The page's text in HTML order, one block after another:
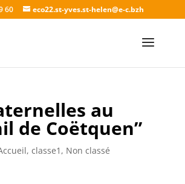
60 eco22.st-yves.st-helen@e-c.bzh
au
de Coëtquen”
, classe1 , Non classé